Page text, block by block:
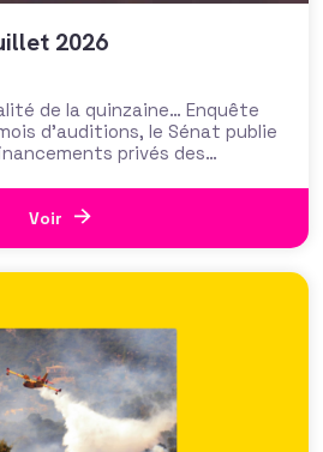
2026
de la quinzaine… Enquête
d’auditions, le Sénat publie
privés des
les domaines de l’intérêt
dormants, fondations
Voir